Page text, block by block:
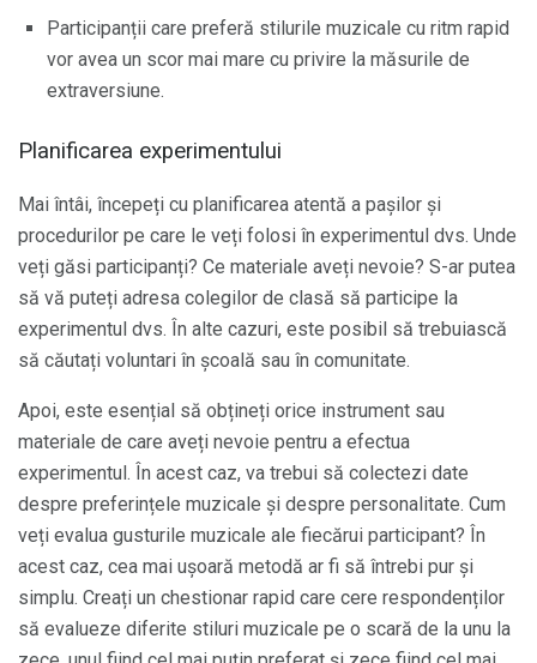
Participanții care preferă stilurile muzicale cu ritm rapid
vor avea un scor mai mare cu privire la măsurile de
extraversiune.
Planificarea experimentului
Mai întâi, începeți cu planificarea atentă a pașilor și
procedurilor pe care le veți folosi în experimentul dvs. Unde
veți găsi participanți? Ce materiale aveți nevoie? S-ar putea
să vă puteți adresa colegilor de clasă să participe la
experimentul dvs. În alte cazuri, este posibil să trebuiască
să căutați voluntari în școală sau în comunitate.
Apoi, este esențial să obțineți orice instrument sau
materiale de care aveți nevoie pentru a efectua
experimentul. În acest caz, va trebui să colectezi date
despre preferințele muzicale și despre personalitate. Cum
veți evalua gusturile muzicale ale fiecărui participant? În
acest caz, cea mai ușoară metodă ar fi să întrebi pur și
simplu. Creați un chestionar rapid care cere respondenților
să evalueze diferite stiluri muzicale pe o scară de la unu la